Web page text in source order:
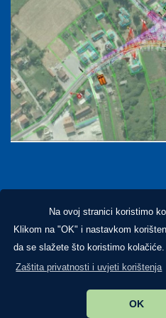
Na ovoj stranici koristimo
Klikom na "OK" i nastavkom
da se slažete što koristimo kolačiće.
Zaštita privatnosti i uvjeti korištenja
OK
Copyright ©2026. Općina
privatnosti|